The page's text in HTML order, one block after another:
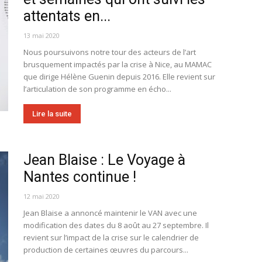
attentats en...
13 mai 2020
Nous poursuivons notre tour des acteurs de l’art
brusquement impactés par la crise à Nice, au MAMAC
que dirige Hélène Guenin depuis 2016. Elle revient sur
l’articulation de son programme en écho...
Lire la suite
Jean Blaise : Le Voyage à
Nantes continue !
12 mai 2020
Jean Blaise a annoncé maintenir le VAN avec une
modification des dates du 8 août au 27 septembre. Il
revient sur l’impact de la crise sur le calendrier de
production de certaines œuvres du parcours...